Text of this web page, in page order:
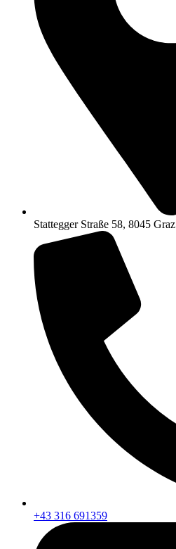
Stattegger Straße 58, 8045 Graz
+43 316 691359